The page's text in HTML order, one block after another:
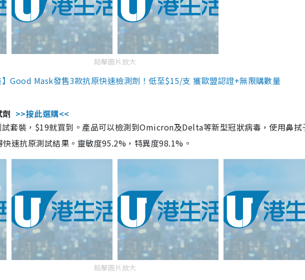
點擊圖片放大
Good Mask發售3款抗原快速檢測劑！低至$15/支 獲歐盟認證+無限購數量
>>按此選購<<
套裝，$19就買到。產品可以檢測到Omicron及Delta等新型冠狀病毒，使用鼻拭
速抗原測試結果。靈敏度95.2%，特異度98.1%。
點擊圖片放大